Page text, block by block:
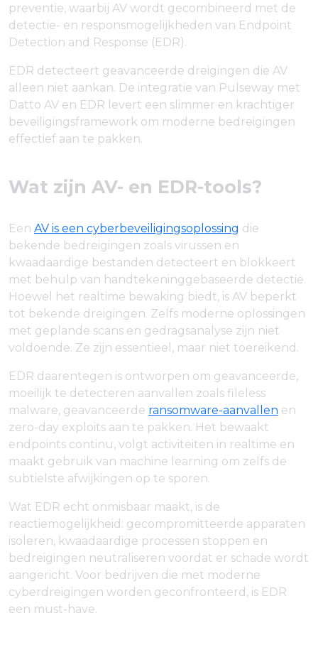
preventie, waarbij AV wordt gecombineerd met de
detectie- en responsmogelijkheden van Endpoint
Detection and Response (EDR).
EDR detecteert geavanceerde dreigingen die AV
alleen niet aankan. De integratie van Pulseway met
Datto AV en EDR levert een slimmer en krachtiger
beveiligingsframework om moderne bedreigingen
effectief aan te pakken.
Wat zijn AV- en EDR-tools?
Een AV is een cyberbeveiligingsoplossing die
bekende bedreigingen zoals virussen en
kwaadaardige bestanden detecteert en blokkeert
met behulp van handtekeninggebaseerde detectie.
Hoewel het realtime bewaking biedt, is AV beperkt
tot bekende dreigingen. Zelfs moderne oplossingen
met geplande scans en gedragsanalyse zijn niet
voldoende. Ze zijn essentieel, maar niet toereikend.
EDR daarentegen is ontworpen om geavanceerde,
moeilijk te detecteren aanvallen zoals fileless
malware, geavanceerde ransomware-aanvallen en
zero-day exploits aan te pakken. Het bewaakt
endpoints continu, volgt activiteiten in realtime en
maakt gebruik van machine learning om zelfs de
subtielste afwijkingen op te sporen.
Wat EDR echt onmisbaar maakt, is de
reactiemogelijkheid: gecompromitteerde apparaten
isoleren, kwaadaardige processen stoppen en
bedreigingen neutraliseren voordat er schade wordt
aangericht. Voor bedrijven die met moderne
cyberdreigingen worden geconfronteerd, is EDR
een must-have.